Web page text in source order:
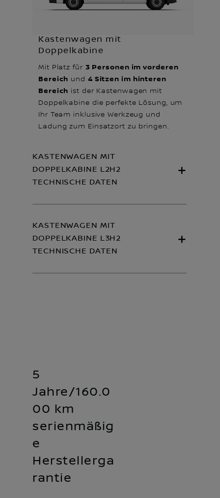
Kastenwagen mit
Doppelkabine
Mit Platz für 3 Personen im vorderen
Bereich und 4 Sitzen im hinteren
Bereich ist der Kastenwagen mit
Doppelkabine die perfekte Lösung, um
Ihr Team inklusive Werkzeug und
Ladung zum Einsatzort zu bringen.
KASTENWAGEN MIT
DOPPELKABINE L2H2
TECHNISCHE DATEN
KASTENWAGEN MIT
DOPPELKABINE L3H2
TECHNISCHE DATEN
5
Jahre/160.0
00 km
serienmäßig
e
Herstellerga
rantie